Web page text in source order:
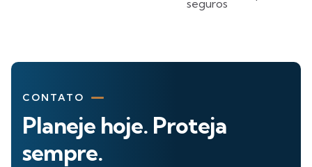
CONTATO
Planeje hoje. Proteja
sempre.